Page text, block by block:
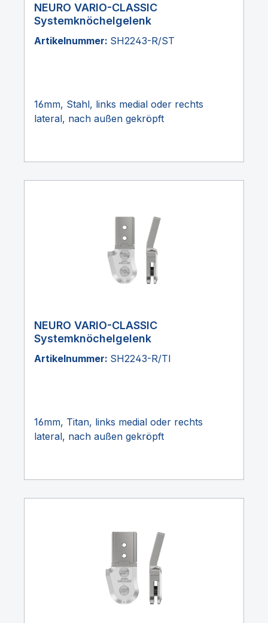
NEURO VARIO-CLASSIC
Systemknöchelgelenk
Artikelnummer: SH2243-R/ST
16mm, Stahl, links medial oder rechts
lateral, nach außen gekröpft
NEURO VARIO-CLASSIC
Systemknöchelgelenk
Artikelnummer: SH2243-R/TI
16mm, Titan, links medial oder rechts
lateral, nach außen gekröpft